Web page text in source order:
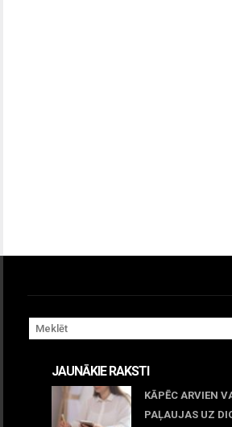
JAUNĀKIE RAKSTI
KĀPĒC ARVIEN
PAĻAUJAS UZ